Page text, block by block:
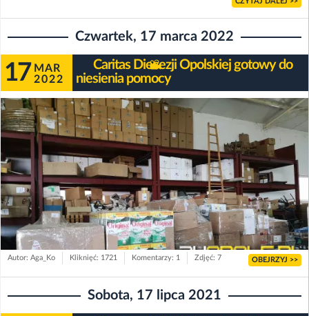
Czwartek, 17 marca 2022
17 MAR
2022
Caritas Diecezji Opolskiej gotowy do
niesienia pomocy
Autor: Aga_Ko Kliknięć: 1721 Komentarzy: 1 Zdjęć: 7 OBEJRZYJ >>
Sobota, 17 lipca 2021